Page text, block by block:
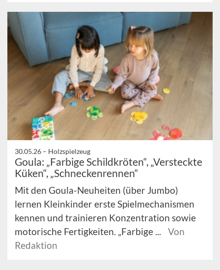
30.05.26 – Holzspielzeug
Goula: „Farbige Schildkröten“, „Versteckte
Küken“, „Schneckenrennen“
Mit den Goula-Neuheiten (über Jumbo)
lernen Kleinkinder erste Spielmechanismen
kennen und trainieren Konzentration sowie
motorische Fertigkeiten. „Farbige ...
Von
Redaktion